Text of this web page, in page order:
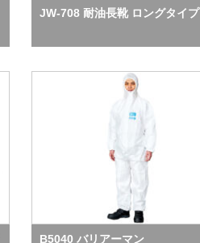
JW-708 耐油長靴 ロングタイプ
B5040 バリアーマン